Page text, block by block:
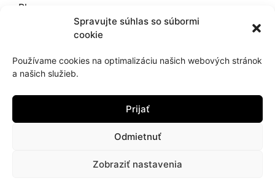
Spravujte súhlas so súbormi
cookie
Používame cookies na optimalizáciu našich webových stránok
a našich služieb.
Prijať
Odmietnuť
Zobraziť nastavenia
Blog
Odstúpenie od zmluvy
Zásady používania súborov cookie (EÚ)